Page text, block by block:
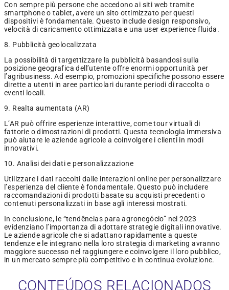
Con sempre più persone che accedono ai siti web tramite
smartphone o tablet, avere un sito ottimizzato per questi
dispositivi è fondamentale. Questo include design responsivo,
velocità di caricamento ottimizzata e una user experience fluida.
8. Pubblicità geolocalizzata
La possibilità di targettizzare la pubblicità basandosi sulla
posizione geografica dell’utente offre enormi opportunità per
l’agribusiness. Ad esempio, promozioni specifiche possono essere
dirette a utenti in aree particolari durante periodi di raccolta o
eventi locali.
9. Realta aumentata (AR)
L’AR può offrire esperienze interattive, come tour virtuali di
fattorie o dimostrazioni di prodotti. Questa tecnologia immersiva
può aiutare le aziende agricole a coinvolgere i clienti in modi
innovativi.
10. Analisi dei dati e personalizzazione
Utilizzare i dati raccolti dalle interazioni online per personalizzare
l’esperienza del cliente è fondamentale. Questo può includere
raccomandazioni di prodotti basate su acquisti precedenti o
contenuti personalizzati in base agli interessi mostrati.
In conclusione, le “tendências para agronegócio” nel 2023
evidenziano l’importanza di adottare strategie digitali innovative.
Le aziende agricole che si adattano rapidamente a queste
tendenze e le integrano nella loro strategia di marketing avranno
maggiore successo nel raggiungere e coinvolgere il loro pubblico,
in un mercato sempre più competitivo e in continua evoluzione.
CONTEÚDOS RELACIONADOS